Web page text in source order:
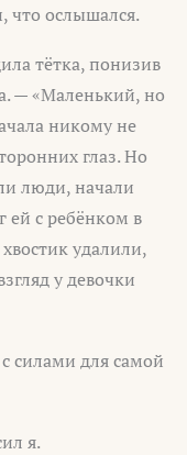
что ослышался.
тётка, понизив
— «Маленький, но
никому не
глаз. Но
люди, начали
ей с ребёнком в
удалили,
у девочки
силами для самой
я.